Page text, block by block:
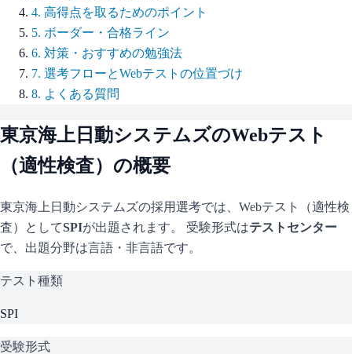
4. 高得点を取るためのポイント
5. ボーダー・合格ライン
6. 対策・おすすめの勉強法
7. 選考フローとWebテストの位置づけ
8. よくある質問
東京海上日動システムズのWebテスト
（適性検査）の概要
東京海上日動システムズの採用選考では、Webテスト（適性検
査）としてSPIが出題されます。 受験形式はテストセンター
で、 出題分野は言語・非言語です。
テスト種類
SPI
受験形式